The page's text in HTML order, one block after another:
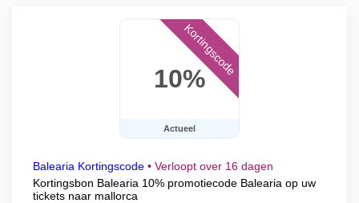
10%
Actueel
Kortingscode
Balearia Kortingscode • Verloopt over 16 dagen
Kortingsbon Balearia 10% promotiecode Balearia op uw
tickets naar mallorca